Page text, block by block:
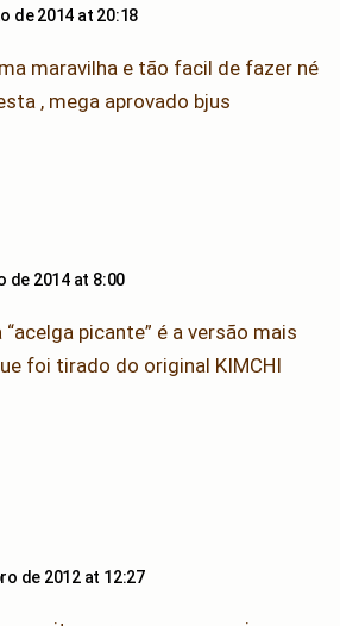
de 2014 at 20:18
maravilha e tão facil de fazer né
, mega aprovado bjus
de 2014 at 8:00
picante” é a versão mais
foi tirado do original KIMCHI
de 2012 at 12:27